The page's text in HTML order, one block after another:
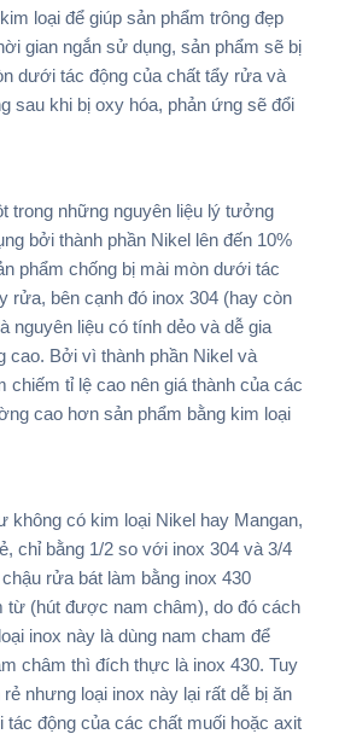
loại để giúp sản phẩm trông đẹp
gian ngắn sử dụng, sản phẩm sẽ bị
dưới tác động của chất tẩy rửa và
sau khi bị oxy hóa, phản ứng sẽ đổi
trong những nguyên liệu lý tưởng
bởi thành phần Nikel lên đến 10%
phẩm chống bị mài mòn dưới tác
rửa, bên cạnh đó inox 304 (hay còn
nguyên liệu có tính dẻo và dễ gia
cao. Bởi vì thành phần Nikel và
chiếm tỉ lệ cao nên giá thành của các
cao hơn sản phẩm bằng kim loại
không có kim loại Nikel hay Mangan,
chỉ bằng 1/2 so với inox 304 và 3/4
rửa bát làm bằng inox 430
từ (hút được nam châm), do đó cách
inox này là dùng nam cham để
châm thì đích thực là inox 430. Tuy
nhưng loại inox này lại rất dễ bị ăn
động của các chất muối hoặc axit